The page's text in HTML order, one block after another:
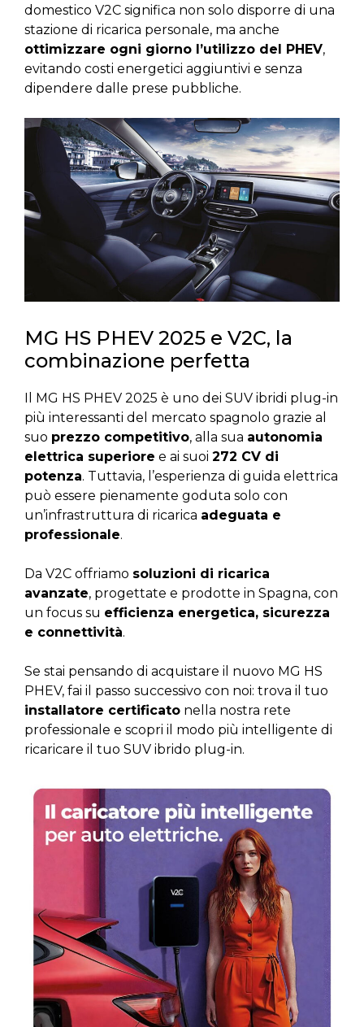
domestico V2C significa non solo disporre di una
stazione di ricarica personale, ma anche
ottimizzare ogni giorno l’utilizzo del PHEV,
evitando costi energetici aggiuntivi e senza
dipendere dalle prese pubbliche.
MG HS PHEV 2025 e V2C, la
combinazione perfetta
Il MG HS PHEV 2025 è uno dei SUV ibridi plug-in
più interessanti del mercato spagnolo grazie al
suo prezzo competitivo, alla sua autonomia
elettrica superiore e ai suoi 272 CV di
potenza. Tuttavia, l’esperienza di guida elettrica
può essere pienamente goduta solo con
un’infrastruttura di ricarica adeguata e
professionale.
Da V2C offriamo soluzioni di ricarica
avanzate, progettate e prodotte in Spagna, con
un focus su efficienza energetica, sicurezza
e connettività.
Se stai pensando di acquistare il nuovo MG HS
PHEV, fai il passo successivo con noi: trova il tuo
installatore certificato nella nostra rete
professionale e scopri il modo più intelligente di
ricaricare il tuo SUV ibrido plug-in.